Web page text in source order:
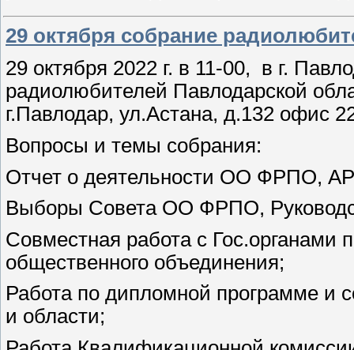
29 октября собрание
29 октября 2022 г. в 11-00, в г.
радиолюбителей Павлодарской
г.Павлодар, ул.Астана, д.132 офис
Вопросы и темы собрания:
Отчет о деятельности ОО ФРПО,
Выборы Совета ОО ФРПО,
Совместная работа с Гос.органами
общественного объединения;
Работа по дипломной программе и
и области;